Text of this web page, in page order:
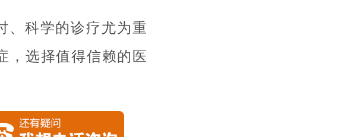
、科学的诊疗尤为重
，选择值得信赖的医